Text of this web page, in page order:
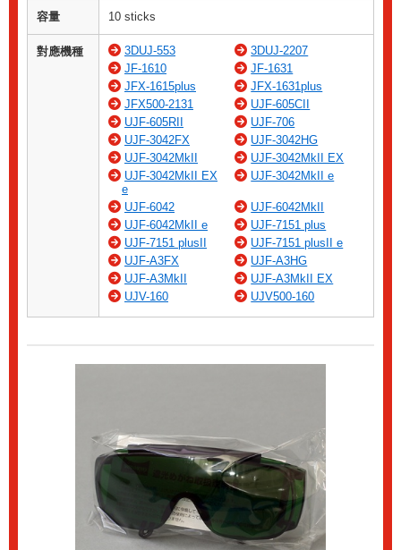
容量 10 sticks
對應機種 3DUJ-553
3DUJ-2207
JF-1610
JF-1631
JFX-1615plus
JFX-1631plus
JFX500-2131
UJF-605CII
UJF-605RII
UJF-706
UJF-3042FX
UJF-3042HG
UJF-3042MkII
UJF-3042MkII EX
UJF-3042MkII EX
e
UJF-3042MkII e
UJF-6042
UJF-6042MkII
UJF-6042MkII e
UJF-7151 plus
UJF-7151 plusII
UJF-7151 plusII e
UJF-A3FX
UJF-A3HG
UJF-A3MkII
UJF-A3MkII EX
UJV-160
UJV500-160